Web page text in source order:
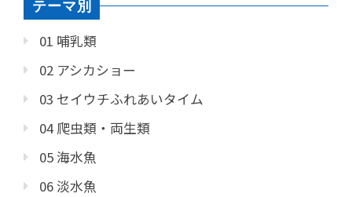
テーマ別
01 哺乳類
02 アシカショー
03 セイウチふれあいタイム
04 爬虫類・両生類
05 海水魚
06 淡水魚